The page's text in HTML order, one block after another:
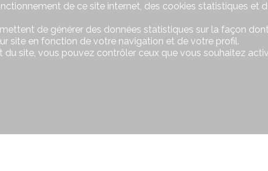
de ce site internet, des cookies statistiques et
de générer des données statistiques sur la façon
site en fonction de votre navigation et de votre profil.
site, vous pouvez contrôler ceux que vous souhaitez